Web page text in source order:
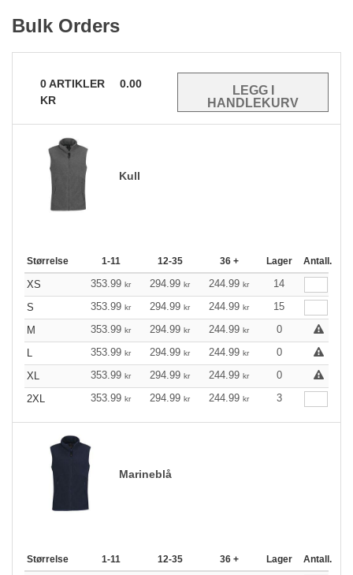
Bulk Orders
0ARTIKLER
0.00
KR
Kull
Størrelse 1-11 12-35 36 + Lager Antall.
XS 353.99 kr 294.99 kr 244.99 kr
14
S
353.99 kr 294.99 kr 244.99 kr
15
M
353.99 kr 294.99 kr 244.99 kr
0
L
353.99 kr 294.99 kr 244.99 kr
0
XL
353.99 kr 294.99 kr 244.99 kr
0
2XL
353.99 kr 294.99 kr 244.99 kr 3
Marineblå
Størrelse 1-11 12-35 36 + Lager Antall.